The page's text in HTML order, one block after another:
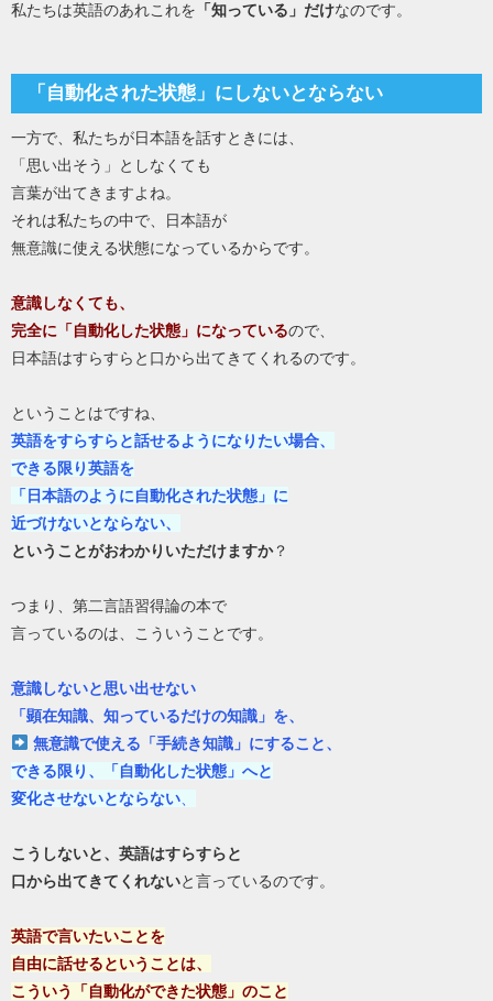
私たちは英語のあれこれを 「知っている」だけなのです。
「自動化された状態」にしないとならない
一方で、私たちが日本語を話すときには、
「思い出そう」としなくても
言葉が出てきますよね。
それは私たちの中で、日本語が
無意識に使える状態になっているからです。
意識しなくても、
完全に「自動化した状態」になっているので、
日本語はすらすらと口から出てきてくれるのです。
ということはですね、
英語をすらすらと話せるようになりたい場合、
できる限り英語を
「日本語のように自動化された状態」に
近づけないとならない、
ということがおわかりいただけますか？
つまり、第二言語習得論の本で
言っているのは、こういうことです。
意識しないと思い出せない
「顕在知識、知っているだけの知識」を、
無意識で使える「手続き知識」にすること、
できる限り、「自動化した状態」へと
変化させないとならない
こうしないと、英語はすらすらと
口から出てきてくれないと言っているのです。
英語で言いたいことを
自由に話せるということは、
こういう「自動化ができた状態」のこと